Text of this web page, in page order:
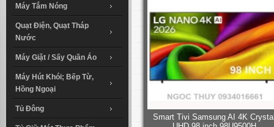
Máy Tắm Nóng
Quạt Điện, Quạt Tháp
Nước
Máy Giặt / Sấy Quần Áo
Máy Hút Khói; Bếp Từ,
Hồng Ngoại
Tủ Đông
Smart Tivi Samsung AI 4K